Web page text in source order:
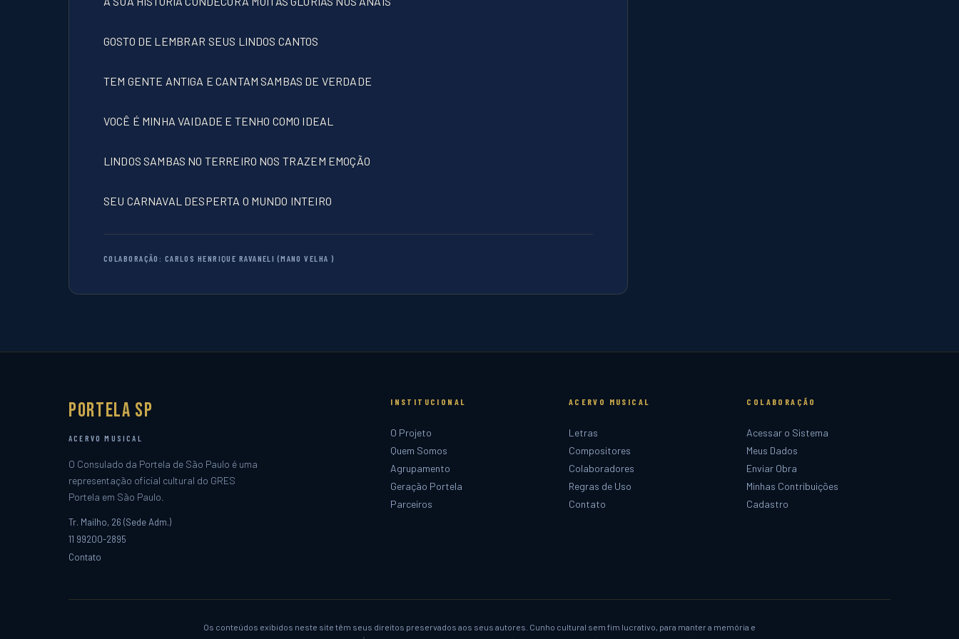
GOSTO DE LEMBRAR SEUS LINDOS CANTOS
TEM GENTE ANTIGA E CANTAM SAMBAS DE VERDADE
VOCÊ É MINHA VAIDADE E TENHO COMO IDEAL
LINDOS SAMBAS NO TERREIRO NOS TRAZEM EMOÇÃO
SEU CARNAVAL DESPERTA O MUNDO INTEIRO
COLABORAÇÃO: CARLOS HENRIQUE RAVANELI (MANO VELHA )
Portela SP
ACERVO MUSICAL
O Consulado da Portela de São Paulo é uma
representação oficial cultural do GRES
Portela em São Paulo.
Tr. Mailho, 26 (Sede Adm.)
11 99200-2895
Contato
INSTITUCIONAL
O Projeto
Quem Somos
Agrupamento
Geração Portela
Parceiros
ACERVO MUSICAL
Letras
Compositores
Colaboradores
Regras de Uso
Contato
COLABORAÇÃO
Acessar o Sistema
Meus Dados
Enviar Obra
Minhas Contribuições
Cadastro
Os conteúdos exibidos neste site têm seus direitos preservados aos seus autores. Cunho cultural sem fim lucrativo, para manter a memória e